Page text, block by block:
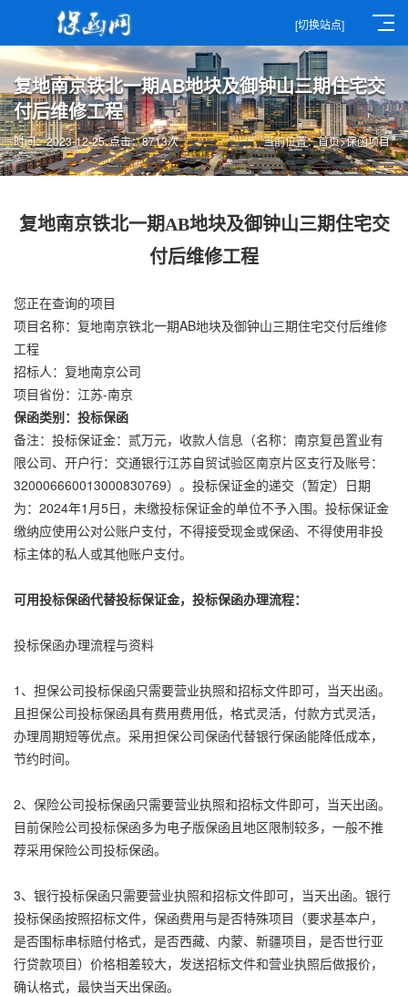
[切换站点]
复地南京铁北一期AB地块及御钟山三期住宅交
付后维修工程
当前位置：首页>保函项目
时间：2023-12-25 点击：8713次
复地南京铁北一期AB地块及御钟山三期住宅交
付后维修工程
您正在查询的项目
项目名称：复地南京铁北一期AB地块及御钟山三期住宅交付后维修
工程
招标人：复地南京公司
项目省份：江苏-南京
保函类别：投标保函
备注：投标保证金：贰万元，收款人信息（名称：南京复邑置业有
限公司、开户行：交通银行江苏自贸试验区南京片区支行及账号：
320006660013000830769）。投标保证金的递交（暂定）日期
为：2024年1月5日，未缴投标保证金的单位不予入围。投标保证金
缴纳应使用公对公账户支付，不得接受现金或保函、不得使用非投
标主体的私人或其他账户支付。
可用投标保函代替投标保证金，投标保函办理流程：
投标保函办理流程与资料
1、担保公司投标保函只需要营业执照和招标文件即可，当天出函。
且担保公司投标保函具有费用费用低，格式灵活，付款方式灵活，
办理周期短等优点。采用担保公司保函代替银行保函能降低成本，
节约时间。
2、保险公司投标保函只需要营业执照和招标文件即可，当天出函。
目前保险公司投标保函多为电子版保函且地区限制较多，一般不推
荐采用保险公司投标保函。
3、银行投标保函只需要营业执照和招标文件即可，当天出函。银行
投标保函按照招标文件，保函费用与是否特殊项目（要求基本户，
是否围标串标赔付格式，是否西藏、内蒙、新疆项目，是否世行亚
行贷款项目）价格相差较大，发送招标文件和营业执照后做报价，
确认格式，最快当天出保函。